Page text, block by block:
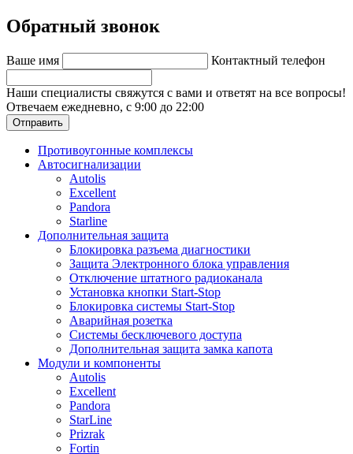
Обратный звонок
Ваше имя Контактный телефон
Наши специалисты свяжутся с вами и ответят на все вопросы!
Отвечаем ежедневно, с 9:00 до 22:00
Отправить
Противоугонные комплексы
Автосигнализации
Autolis
Excellent
Pandora
Starline
Дополнительная защита
Блокировка разъема диагностики
Защита Электронного блока управления
Отключение штатного радиоканала
Установка кнопки Start-Stop
Блокировка системы Start-Stop
Аварийная розетка
Системы бесключевого доступа
Дополнительная защита замка капота
Модули и компоненты
Autolis
Excellent
Pandora
StarLine
Prizrak
Fortin